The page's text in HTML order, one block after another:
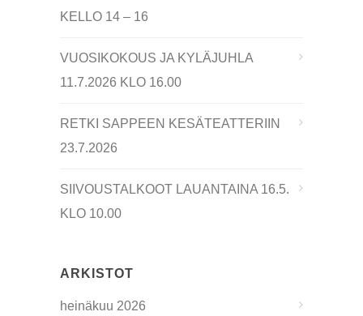
KELLO 14 – 16
VUOSIKOKOUS JA KYLÄJUHLA
11.7.2026 KLO 16.00
RETKI SAPPEEN KESÄTEATTERIIN
23.7.2026
SIIVOUSTALKOOT LAUANTAINA 16.5.
KLO 10.00
ARKISTOT
heinäkuu 2026